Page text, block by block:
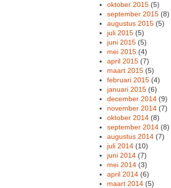
oktober 2015 (5)
september 2015 (8)
augustus 2015 (5)
juli 2015 (5)
juni 2015 (5)
mei 2015 (4)
april 2015 (7)
maart 2015 (5)
februari 2015 (4)
januari 2015 (6)
december 2014 (9)
november 2014 (7)
oktober 2014 (8)
september 2014 (8)
augustus 2014 (7)
juli 2014 (10)
juni 2014 (7)
mei 2014 (3)
april 2014 (6)
maart 2014 (5)